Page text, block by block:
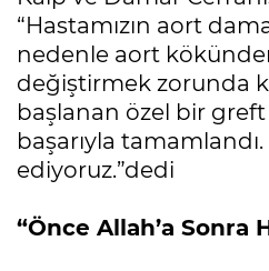
“Hastamızın aort
nedenle aort
değiştirmek zorunda
başlanan özel bir
başarıyla
ediyoruz.”dedi
“Önce Allah’a